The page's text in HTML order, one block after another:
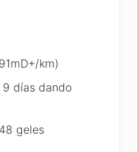
km)
días dando
geles